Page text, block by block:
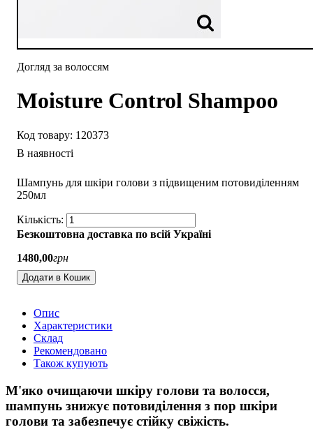
Догляд за волоссям
Moisture Control Shampoo
120373
В наявності
Шампунь для шкіри голови з підвищеним потовиділенням
250мл
Безкоштовна доставка по всій Україні
1480,00грн
Додати в Кошик
Опис
Характеристики
Склад
Рекомендовано
Також купують
М'яко очищаючи шкіру голови та волосся,
шампунь знижує потовиділення з пор шкіри
голови та забезпечує стійку свіжість.